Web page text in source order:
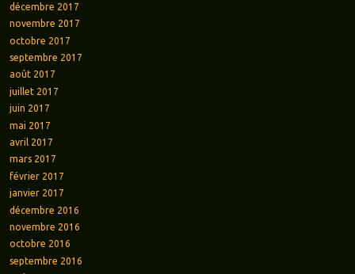
décembre 2017
novembre 2017
octobre 2017
septembre 2017
août 2017
juillet 2017
juin 2017
mai 2017
avril 2017
mars 2017
février 2017
janvier 2017
décembre 2016
novembre 2016
octobre 2016
septembre 2016